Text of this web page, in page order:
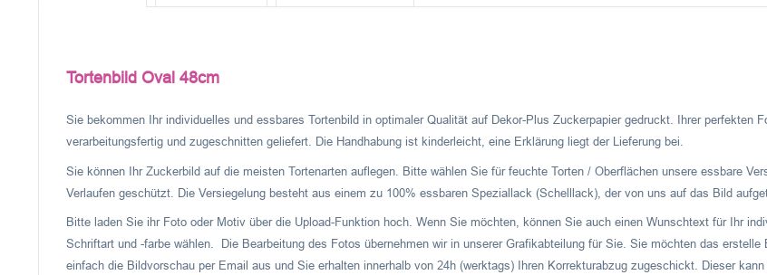
Tortenbild Oval 48cm
Sie bekommen Ihr individuelles und essbares Tortenbild in optimaler Qualität auf Dekor-Plus Zuckerpapier gedruckt. Ihrer perfekten
verarbeitungsfertig und zugeschnitten geliefert. Die Handhabung ist kinderleicht, eine Erklärung liegt der Lieferung bei.
Sie können Ihr Zuckerbild auf die meisten Tortenarten auflegen. Bitte wählen Sie für feuchte Torten / Oberflächen unsere essbare
Verlaufen geschützt. Die Versiegelung besteht aus einem zu 100% essbaren Speziallack (Schelllack), der von uns auf das Bild
Bitte laden Sie ihr Foto oder Motiv über die Upload-Funktion hoch. Wenn Sie möchten, können Sie auch einen Wunschtext für Ihr
Schriftart und -farbe wählen. Die Bearbeitung des Fotos übernehmen wir in unserer Grafikabteilung für Sie. Sie möchten das
einfach die Bildvorschau per Email aus und Sie erhalten innerhalb von 24h (werktags) Ihren Korrekturabzug zugeschickt. Dieser